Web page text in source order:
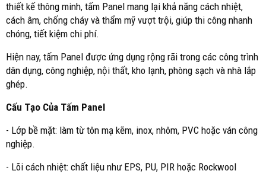
thiết kế thông minh, tấm Panel mang lại khả năng cách nhiệt,
cách âm, chống cháy và thẩm mỹ vượt trội, giúp thi công nhanh
chóng, tiết kiệm chi phí.
Hiện nay, tấm Panel được ứng dụng rộng rãi trong các công trình
dân dụng, công nghiệp, nội thất, kho lạnh, phòng sạch và nhà lắp
ghép.
Cấu Tạo Của Tấm Panel
- Lớp bề mặt: làm từ tôn mạ kẽm, inox, nhôm, PVC hoặc ván công
nghiệp.
- Lõi cách nhiệt: chất liệu như EPS, PU, PIR hoặc Rockwool